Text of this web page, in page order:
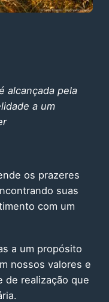
alcançada pela
a um
os prazeres
suas
com um
a um propósito
nossos valores e
de realização que